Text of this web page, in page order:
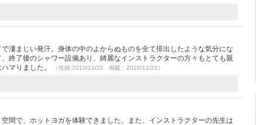
凄まじい発汗。身体の中のよからぬものを全て排出したような気分にな
終了後のシャワー設備あり、綺麗なインストラクターの方々もとても親
マりました。
（投稿:2010/11/20 掲載：2010/11/22）
で、ホットヨガを体験できました。また、インストラクターの先生は